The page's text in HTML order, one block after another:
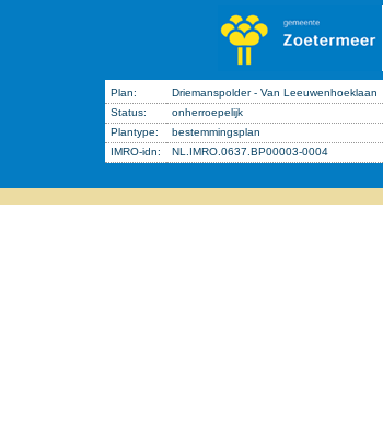
Plan:
Driemanspolder - Van Leeuwenhoeklaan
Status:
onherroepelijk
Plantype:
bestemmingsplan
IMRO-idn:
NL.IMRO.0637.BP00003-0004